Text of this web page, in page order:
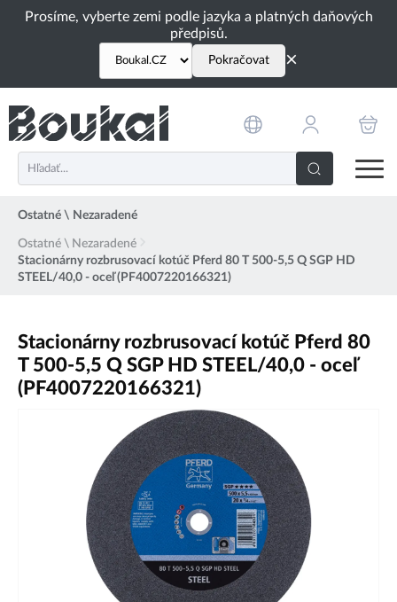
Prosíme, vyberte zemi podle jazyka a platných daňových
předpisů.
Pokračovat ×
Ostatné \ Nezaradené
Ostatné \ Nezaradené
Stacionárny rozbrusovací kotúč Pferd 80 T 500-5,5 Q SGP HD
STEEL/40,0 - oceľ (PF4007220166321)
Stacionárny rozbrusovací kotúč Pferd 80
T 500-5,5 Q SGP HD STEEL/40,0 - oceľ
(PF4007220166321)